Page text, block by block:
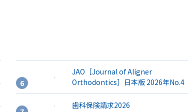
JAO［Journal of Aligner
Orthodontics］日本版 2026年No.4
歯科保険請求2026